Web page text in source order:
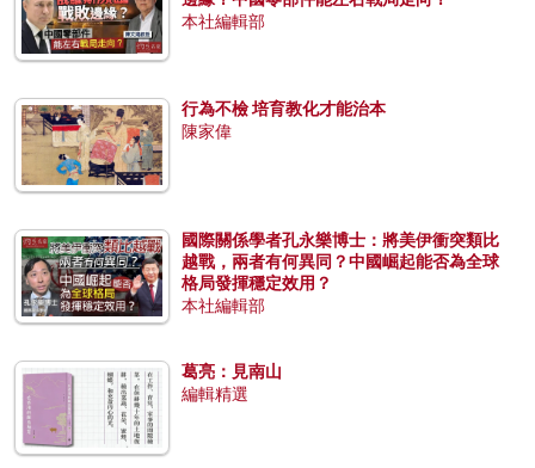
本社編輯部
行為不檢 培育教化才能治本
陳家偉
國際關係學者孔永樂博士：將美伊衝突類比
越戰，兩者有何異同？中國崛起能否為全球
格局發揮穩定效用？
本社編輯部
葛亮：見南山
編輯精選